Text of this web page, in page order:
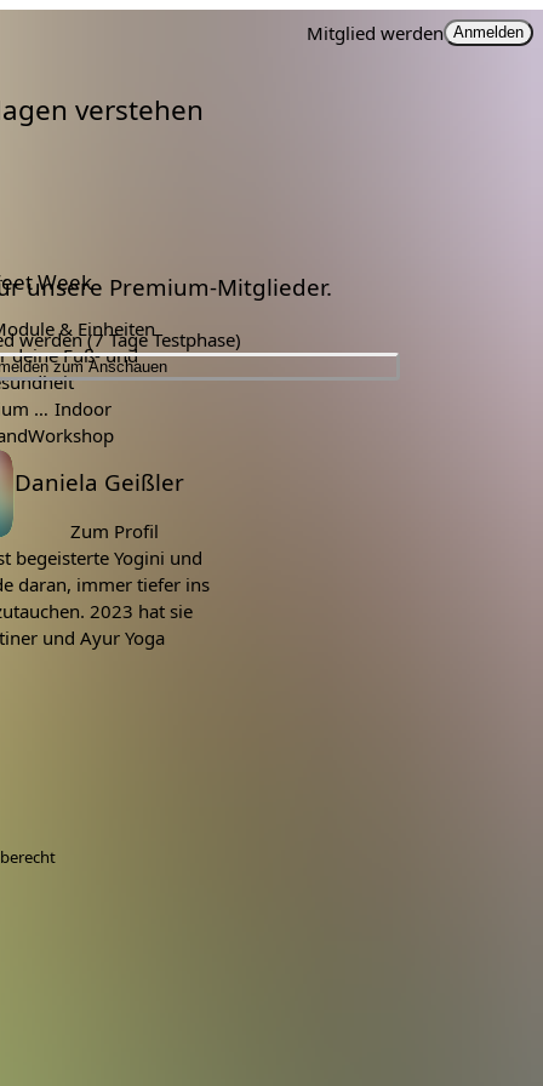
Mitglied werden Anmelden
verstehen
unsere Premium-Mitglieder.
werden (7 Tage Testphase)
zum Anschauen
Week
& Einheiten
deine Fuß- und
Indoor
Workshop
Daniela Geißler
Zum Profil
begeisterte Yogini und
daran, immer tiefer ins
2023 hat sie
und Ayur Yoga